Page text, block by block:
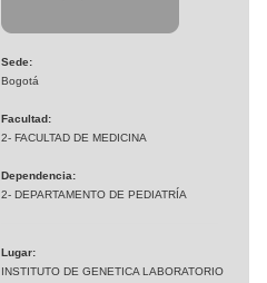
Sede:
Bogotá
Facultad:
2- FACULTAD DE MEDICINA
Dependencia:
2- DEPARTAMENTO DE PEDIATRÍA
Lugar:
INSTITUTO DE GENETICA LABORATORIO